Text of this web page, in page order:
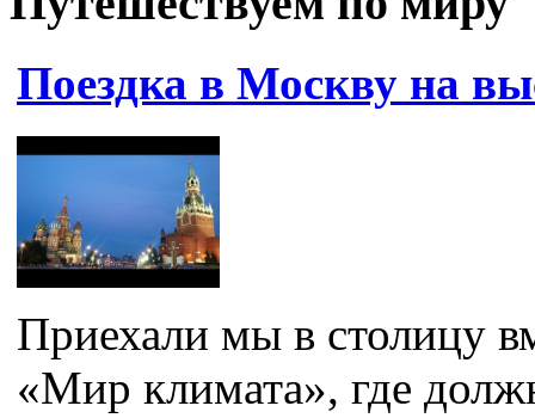
Поездка в Москву на
Приехали мы в столицу
«Мир климата», где